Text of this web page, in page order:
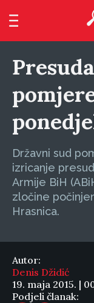
Državni sud
izricanje
Armije BiH
zločine
Hrasnica.
Autor:
Denis Džidić
19. maja 2015. |
Podjeli članak: